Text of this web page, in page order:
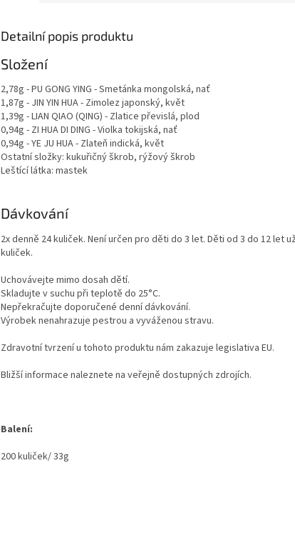
Detailní popis produktu
Složení
2,78g - PU GONG YING - Smetánka mongolská, nať
1,87g - JIN YIN HUA - Zimolez japonský, květ
1,39g - LIAN QIAO (QING) - Zlatice převislá, plod
0,94g - ZI HUA DI DING - Violka tokijská, nať
0,94g - YE JU HUA - Zlateň indická, květ
Ostatní složky: kukuřičný škrob, rýžový škrob
Leštící látka: mastek
Dávkování
2x denně 24 kuliček. Není určen pro děti do 3 let. Děti od 3 do 12 let
kuliček.
Uchovávejte mimo dosah dětí.
Skladujte v suchu při teplotě do 25°C.
Nepřekračujte doporučené denní dávkování.
Výrobek nenahrazuje pestrou a vyváženou stravu.
Zdravotní tvrzení u tohoto produktu nám zakazuje legislativa EU.
Bližší informace naleznete na veřejně dostupných zdrojích.
Balení:
200 kuliček/ 33g